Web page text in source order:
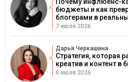
бюджеты и как
блогерами в
7 июля 2026
Дарья Черкашина
Стратегия, которая
креатив и контент в
6 июля 2026